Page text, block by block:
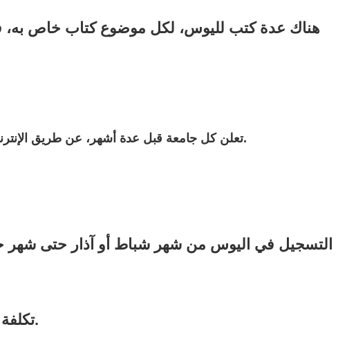
هناك عدة كتب لليوس، لكل موضوع كتاب خاص به،
تعلن كل جامعة قبل عدة أشهر، عن طريق الإنترنت، اليومَ الذي سوف يتم فيه، ويجب أن تتم المراجعة وإتمام الأوراق في مدة المراجعة الخاصة لكل جامعة على حدة.
التسجيل في اليوس من شهر شباط أو آذار حتى شهر
تكلفة امتحان يوس يبلغ مئة ليرة تركية، ويتم السداد عبر حوالة بنكية على الحساب الرسمي للجامعة.